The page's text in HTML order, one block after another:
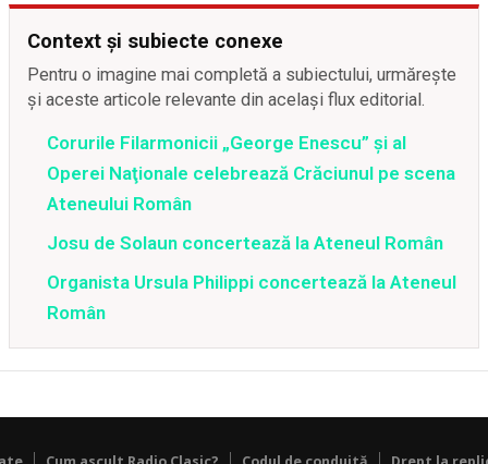
Context și subiecte conexe
Pentru o imagine mai completă a subiectului, urmărește
și aceste articole relevante din același flux editorial.
Corurile Filarmonicii „George Enescu” şi al
Operei Naţionale celebrează Crăciunul pe scena
Ateneului Român
Josu de Solaun concertează la Ateneul Român
Organista Ursula Philippi concertează la Ateneul
Român